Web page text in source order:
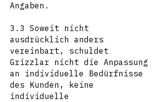
Angaben.
3.3 Soweit nicht
ausdrücklich anders
vereinbart, schuldet
Grizzlar nicht die Anpassung
an individuelle Bedürfnisse
des Kunden, keine
individuelle